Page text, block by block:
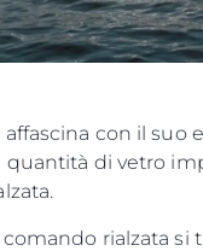
affascina con il
quantità di vetro
rialzata si